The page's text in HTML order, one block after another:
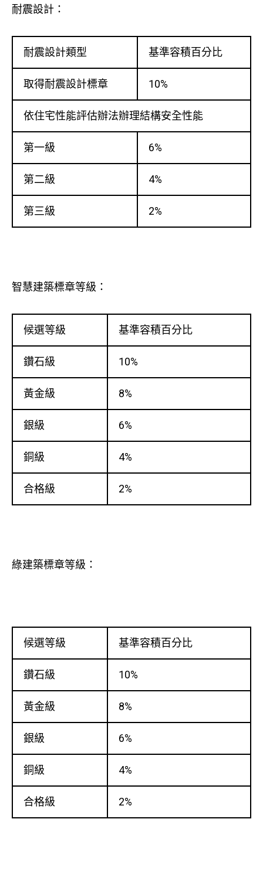
耐震設計：
耐震設計類型 基準容積百分比
取得耐震設計標章 10%
依住宅性能評估辦法辦理結構安全性能
第一級 6%
第二級 4%
第三級 2%
智慧建築標章等級：
候選等級 基準容積百分比
鑽石級 10%
黃金級 8%
銀級 6%
銅級 4%
合格級 2%
綠建築標章等級：
候選等級 基準容積百分比
鑽石級 10%
黃金級 8%
銀級 6%
銅級 4%
合格級 2%